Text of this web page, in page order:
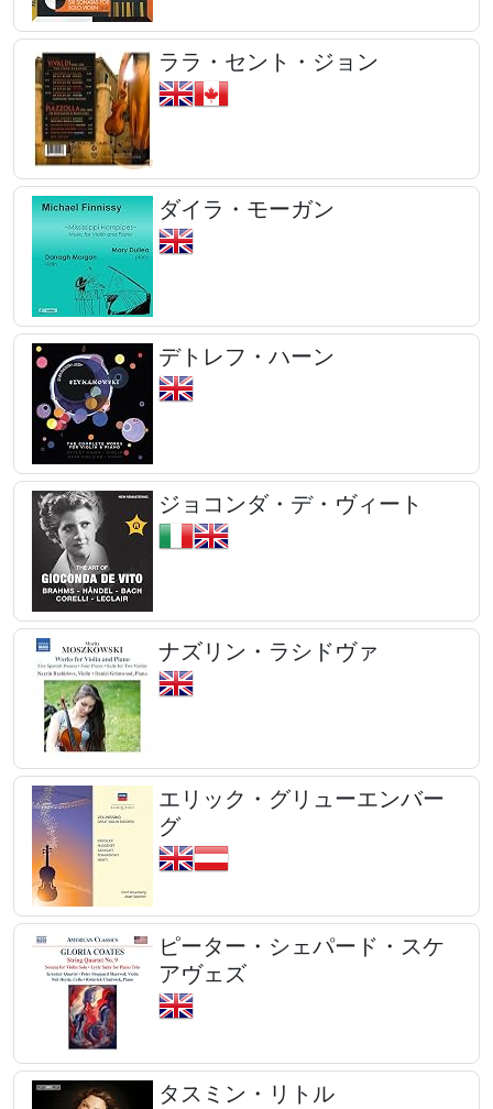
ララ・セント・ジョン
ダイラ・モーガン
デトレフ・ハーン
ジョコンダ・デ・ヴィート
ナズリン・ラシドヴァ
エリック・グリューエンバー
グ
ピーター・シェパード・スケ
アヴェズ
タスミン・リトル